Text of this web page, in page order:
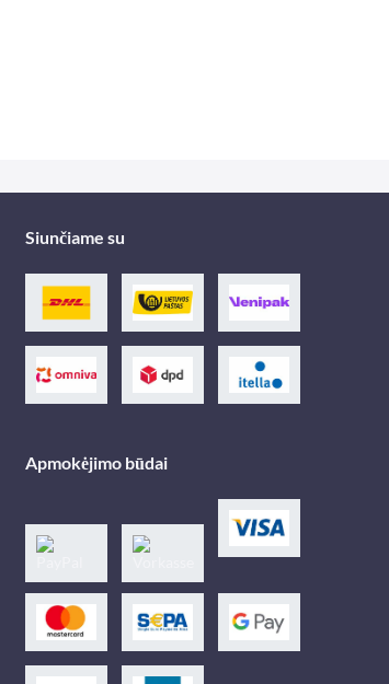
Siunčiame su
Apmokėjimo būdai